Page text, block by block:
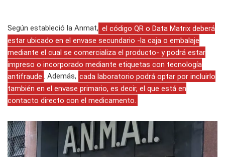
Según estableció la Anmat, el código QR o Data Matrix deberá
estar ubicado en el envase secundario -la caja o embalaje
mediante el cual se comercializa el producto- y podrá estar
impreso o incorporado mediante etiquetas con tecnología
antifraude . Además, cada laboratorio podrá optar por incluirlo
también en el envase primario, es decir, el que está en
contacto directo con el medicamento.